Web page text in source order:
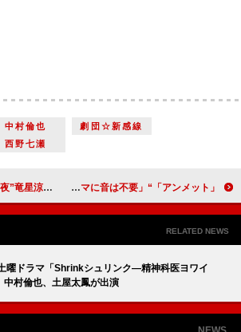
中村倫也
劇団☆新感線
西野七瀬
る」「初くんはどうなっちゃうの？」 「アンメット」“ミヤビ”杉咲花が見た手術室の情景に視聴者涙 「丸二分間、せりふなしであの演技。良質なドラマに音は不要」
RELATED NEWS
曜ドラマ「Shrinkシュリンク―精神科医ヨワイ
村倫也、土屋太鳳が出演